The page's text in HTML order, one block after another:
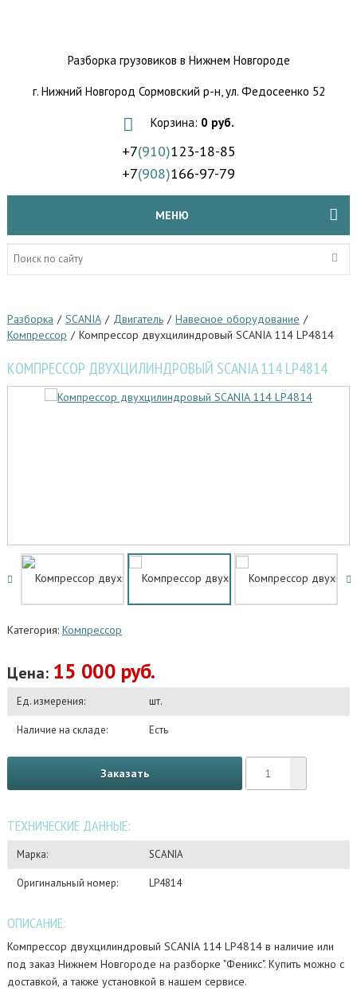
Разборка грузовиков в Нижнем Новгороде
г. Нижний Новгород Сормовский р-н,ул. Федосеенко 52
Корзина: 0 руб.
+7(910)123-18-85
+7(908)166-97-79
МЕНЮ
Разборка / SCANIA / Двигатель / Навесное оборудование /
Компрессор / Компрессор двухцилиндровый SCANIA 114 LP4814
КОМПРЕССОР ДВУХЦИЛИНДРОВЫЙ SCANIA 114 LP4814
Категория: Компрессор
Цена: 15 000 руб.
Ед. измерения: шт.
Наличие на складе: Есть
Заказать
ТЕХНИЧЕСКИЕ ДАННЫЕ:
Марка: SCANIA
Оригинальный номер: LP4814
ОПИСАНИЕ:
Компрессор двухцилиндровый SCANIA 114 LP4814 в наличие или
под заказ Нижнем Новгороде на разборке "Феникс". Купить можно с
доставкой, а также установкой в нашем сервисе.